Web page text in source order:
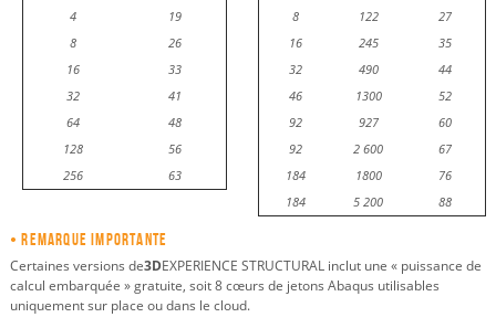
4
19
8
26
16
33
32
41
64
48
128
56
256
63
8
122
27
16
245
35
32
490
44
46
1300
52
92
927
60
92
2 600
67
184
1800
76
184
5 200 88
• Remarque importante
Certaines versions de3DEXPERIENCE STRUCTURAL inclut une « puissance de
calcul embarquée » gratuite, soit 8 cœurs de jetons Abaqus utilisables
uniquement sur place ou dans le cloud.